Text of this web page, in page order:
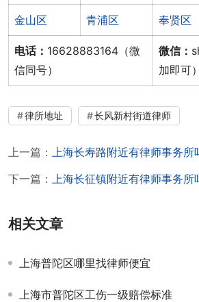
金山区 青浦区 奉贤区
电话： 16628883164（微
信同号）
微信：
加即可）
律所地址 长风新村街道律师
上一篇：
上海长寿路附近有律师事务所
下一篇：
上海长征镇附近有律师事务所
相关文章
上海普陀区哪里找律师便宜
上海市普陀区工伤一级赔偿标准